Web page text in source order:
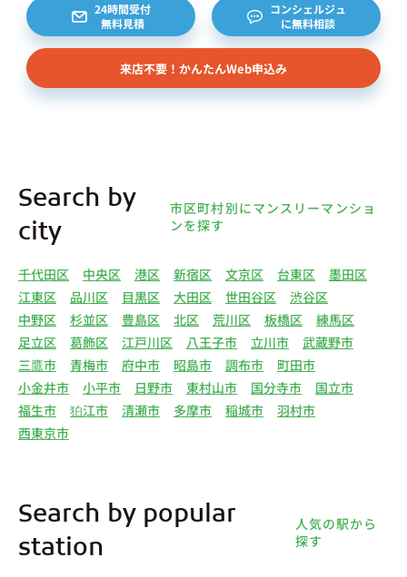
24時間受付
無料見積
コンシェルジュ
に無料相談
来店不要！かんたんWeb申込み
Search by
city
市区町村別にマンスリーマンショ
ンを探す
千代田区 中央区 港区 新宿区 文京区 台東区
墨田区
江東区
品川区 目黒区 大田区 世田谷区
渋谷区
中野区
杉並区 豊島区 北区 荒川区 板橋区
練馬区
足立区
葛飾区 江戸川区 八王子市 立川市
武蔵野市
三鷹市
青梅市 府中市 昭島市 調布市
町田市
小金井市
小平市 日野市 東村山市 国分寺市
国立市
福生市
狛江市 清瀬市 多摩市 稲城市
羽村市
西東京市
Search by popular
station
人気の駅から
探す